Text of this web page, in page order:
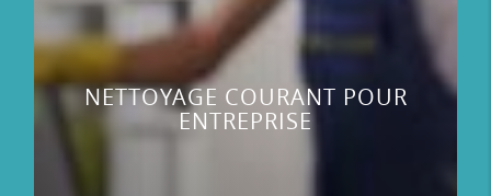
NETTOYAGE COURANT POUR
ENTREPRISE